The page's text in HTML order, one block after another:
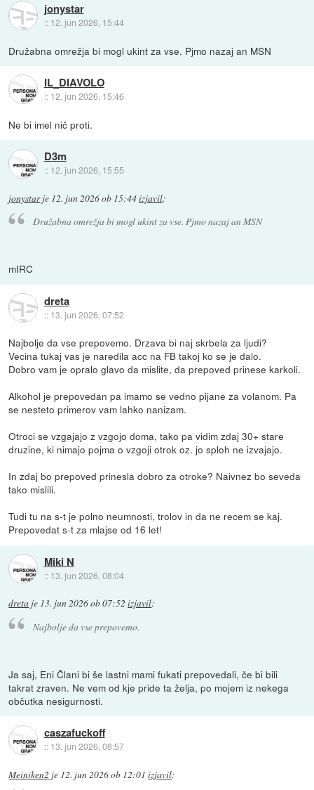
jonystar
:: 12. jun 2026, 15:44
Družabna omrežja bi mogl ukint za vse. Pjmo nazaj an MSN
IL_DIAVOLO
:: 12. jun 2026, 15:46
Ne bi imel nič proti.
D3m
:: 12. jun 2026, 15:55
jonystarje 12. jun 2026 ob 15:44izjavil:
Družabna omrežja bi mogl ukint za vse. Pjmo nazaj an MSN
mIRC
dreta
:: 13. jun 2026, 07:52
Najbolje da vse prepovemo. Drzava bi naj skrbela za ljudi?
Vecina tukaj vas je naredila acc na FB takoj ko se je dalo.
Dobro vam je opralo glavo da mislite, da prepoved prinese karkoli.
Alkohol je prepovedan pa imamo se vedno pijane za volanom. Pa
se nesteto primerov vam lahko nanizam.
Otroci se vzgajajo z vzgojo doma, tako pa vidim zdaj 30+ stare
druzine, ki nimajo pojma o vzgoji otrok oz. jo sploh ne izvajajo.
In zdaj bo prepoved prinesla dobro za otroke? Naivnez bo seveda
tako mislili.
Tudi tu na s-t je polno neumnosti, trolov in da ne recem se kaj.
Prepovedat s-t za mlajse od 16 let!
Miki N
:: 13. jun 2026, 08:04
dreta je 13. jun 2026 ob 07:52 izjavil:
Najbolje da vse prepovemo.
Ja saj, Eni Člani bi še lastni mami fukati prepovedali, če bi bili
takrat zraven. Ne vem od kje pride ta želja, po mojem iz nekega
občutka nesigurnosti.
caszafuckoff
:: 13. jun 2026, 08:57
Meiniken2 je 12. jun 2026 ob 12:01 izjavil: